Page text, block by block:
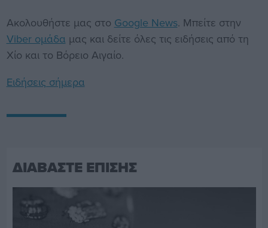
Ακολουθήστε μας στο Google News. Μπείτε στην
Viber ομάδα μας και δείτε όλες τις ειδήσεις από τη
Χίο και το Βόρειο Αιγαίο.
Ειδήσεις σήμερα
ΔΙΑΒΑΣΤΕ ΕΠΙΣΗΣ